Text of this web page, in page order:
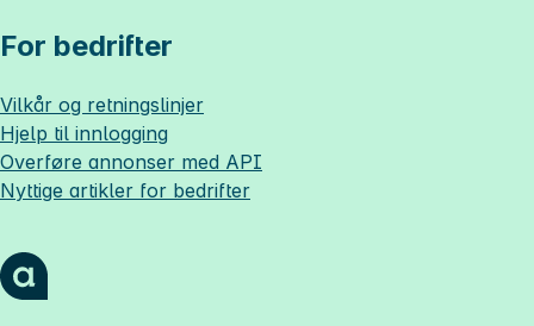
For bedrifter
Vilkår og retningslinjer
Hjelp til innlogging
Overføre annonser med API
Nyttige artikler for bedrifter